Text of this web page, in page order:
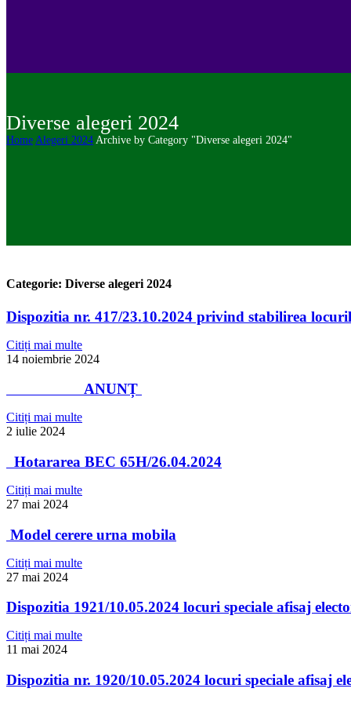
Diverse alegeri 2024
Home Alegeri 2024 Archive by Category "Diverse alegeri 2024"
Categorie: Diverse alegeri 2024
Dispozitia nr. 417/23.10.2024 privind stabilirea
Citiți mai multe
14 noiembrie 2024
ANUNȚ
Citiți mai multe
2 iulie 2024
Hotararea BEC 65H/26.04.2024
Citiți mai multe
27 mai 2024
Model cerere urna mobila
Citiți mai multe
27 mai 2024
Dispozitia 1921/10.05.2024 locuri speciale afisaj
Citiți mai multe
11 mai 2024
Dispozitia nr. 1920/10.05.2024 locuri speciale afisaj